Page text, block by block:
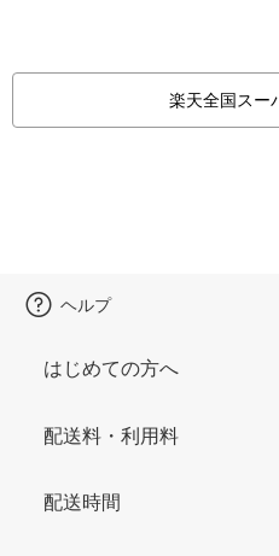
楽天全国スー
ヘルプ
はじめての方へ
配送料・利用料
配送時間